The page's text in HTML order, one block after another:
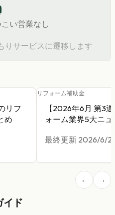
こい営業なし
りサービスに遷移します
リフ
め
リフォーム補助金
【2026年6月 第3
ォーム業界5大ニ
最終更新 2026/6/
← →
イド